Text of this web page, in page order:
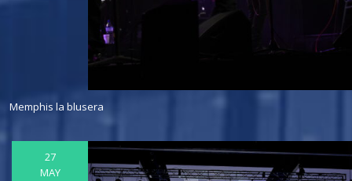
Memphis la blusera
27
MAY